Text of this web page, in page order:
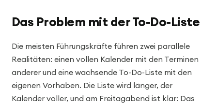
Das Problem mit der To-Do-Liste
Die meisten Führungskräfte führen zwei parallele
Realitäten: einen vollen Kalender mit den Terminen
anderer und eine wachsende To-Do-Liste mit den
eigenen Vorhaben. Die Liste wird länger, der
Kalender voller, und am Freitagabend ist klar: Das